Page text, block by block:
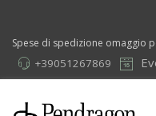
Spese di spedizione omaggio
+39051267869